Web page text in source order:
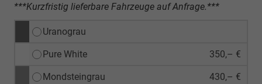
***Kurzfristig lieferbare Fahrzeuge auf Anfrage.***
Uranograu
Pure White 350,– €
Mondsteingrau 430,– €